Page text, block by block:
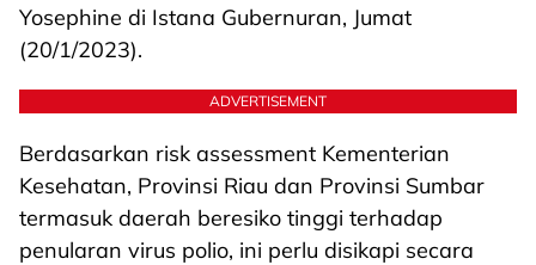
Yosephine di Istana Gubernuran, Jumat
(20/1/2023).
ADVERTISEMENT
Berdasarkan risk assessment Kementerian
Kesehatan, Provinsi Riau dan Provinsi Sumbar
termasuk daerah beresiko tinggi terhadap
penularan virus polio, ini perlu disikapi secara